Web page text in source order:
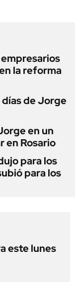
la reforma
de Jorge
en un
en Rosario
para los
para los
este lunes